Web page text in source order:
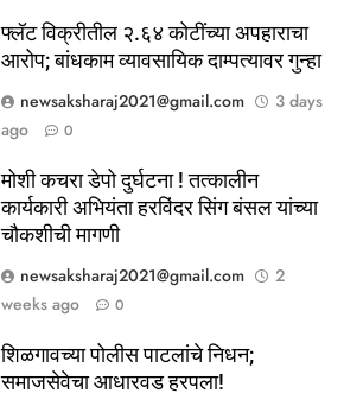
फ्लॅट विक्रीतील २.६४ कोटींच्या अपहाराचा
आरोप; बांधकाम व्यावसायिक दाम्पत्यावर गुन्हा
newsaksharaj2021@gmail.com
3 days
ago
0
मोशी कचरा डेपो दुर्घटना ! तत्कालीन
कार्यकारी अभियंता हरविंदर सिंग बंसल यांच्या
चौकशीची मागणी
newsaksharaj2021@gmail.com
2
weeks ago
0
शिळगावच्या पोलीस पाटलांचे निधन;
समाजसेवेचा आधारवड हरपला!
ठाणे-पालघर जिल्हा बँक कर्मचाऱ्यांना
दिवाळी गिफ्ट; २०% बोनसला संचालक
मंडळाची मंजुरी
ताज्या बातम्या महाराष्ट्र
अन्याय सहन केला जाणार नाही – पुणे
जिल्हा अध्यक्ष सोनवणे